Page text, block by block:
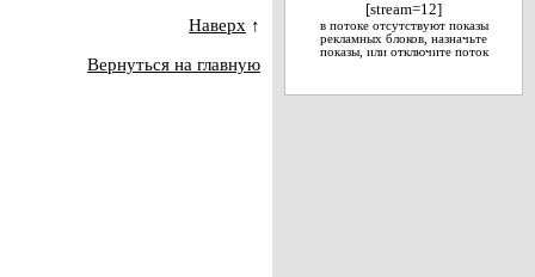
Наверх ↑
Вернуться на главную
[stream=12]
в потоке отсутствуют показы
рекламных блоков, назначьте
показы, или отключите поток